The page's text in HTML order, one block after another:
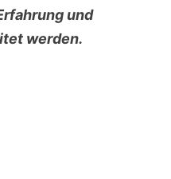
und
werden.